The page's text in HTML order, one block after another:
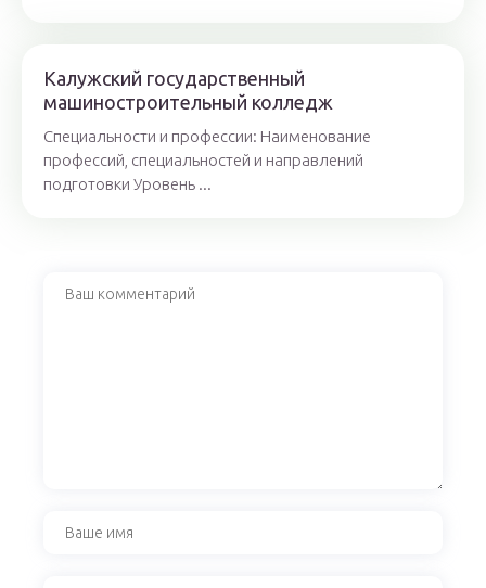
Калужский государственный
машиностроительный колледж
Специальности и профессии: Наименование
профессий, специальностей и направлений
подготовки Уровень ...